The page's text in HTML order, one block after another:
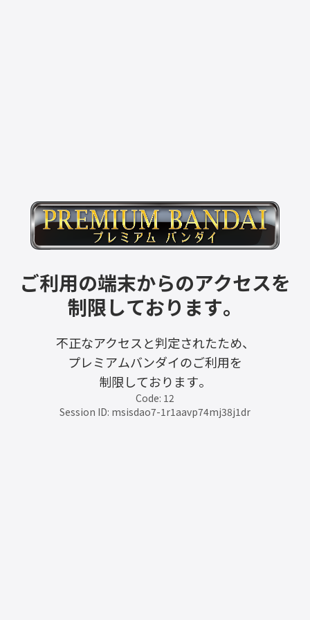
ご利用の端末からのアクセスを
制限しております。
不正なアクセスと判定されたため、
プレミアムバンダイのご利用を
制限しております。
Code: 12
Session ID: msisdao7-1r1aavp74mj38j1dr